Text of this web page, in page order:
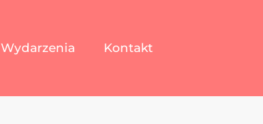
Wydarzenia Kontakt